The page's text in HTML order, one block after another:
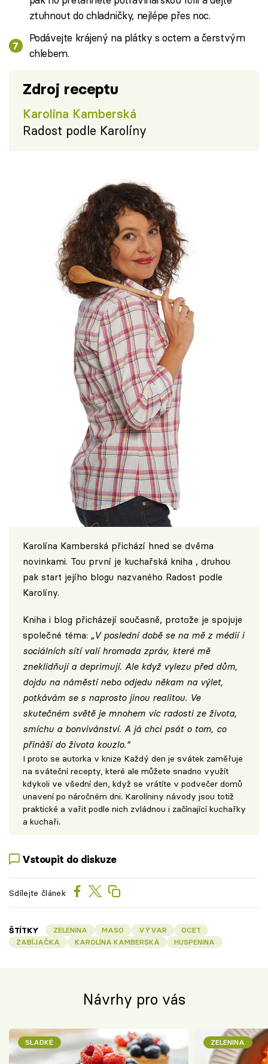
ztuhnout do chladničky, nejlépe přes noc.
Podávejte krájený na plátky s octem a čerstvým
chlebem.
Zdroj receptu
Karolína Kamberská
Radost podle Karolíny
Karolína Kamberská přichází hned se dvěma
novinkami. Tou první je kuchařská kniha , druhou
pak start jejího blogu nazvaného Radost podle
Karolíny.
Kniha i blog přicházejí současně, protože je spojuje
společné téma: „V poslední době se na mě z médií i
sociálních sítí valí hromada zpráv, které mě
zneklidňují a deprimují. Ale když vylezu před dům,
dojdu na náměstí nebo odjedu někam na výlet,
potkávám se s naprosto jinou realitou. Ve
skutečném světě je mnohem víc radosti ze života,
smíchu a bonvivánství. A já chci psát o tom, co
přináší do života kouzlo.“
I proto se autorka v knize Každý den je svátek zaměřuje
na sváteční recepty, které ale můžete snadno využít
kdykoli ve všední den, když se vrátíte v podvečer domů
unavení po náročném dni. Karolíniny návody jsou totiž
praktické a vařit podle nich zvládnou i začínající kuchařky
a kuchaři.
Vstoupit do diskuze
Sdílejte článek
ŠTÍTKY ZELENINA MASO VÝVAR
OCET
ZABÍJAČKA
KAROLÍNA KAMBERSKÁ HUSPENINA
Návrhy pro vás
SLADKÉ ZELENINA